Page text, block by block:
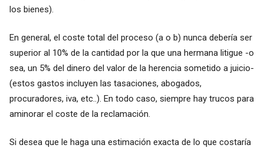
los bienes).
En general, el coste total del proceso (a o b) nunca debería ser
superior al 10% de la cantidad por la que una hermana litigue -o
sea, un 5% del dinero del valor de la herencia sometido a juicio-
(estos gastos incluyen las tasaciones, abogados,
procuradores, iva, etc..). En todo caso, siempre hay trucos para
aminorar el coste de la reclamación.
Si desea que le haga una estimación exacta de lo que costaría